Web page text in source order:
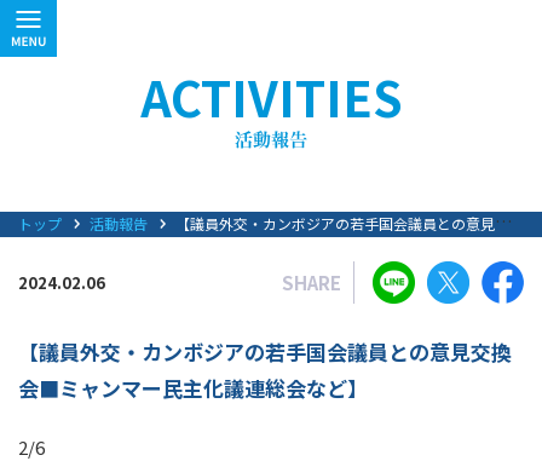
ACTIVITIES
トップ 活動報告 【議員外交・カンボジアの若手国会議員との意見交換会■ミャンマー民主化議連総会など】
2024.02.06 SHARE
【議員外交・カンボジアの若手国会議員との意見交換
会■ミャンマー民主化議連総会など】
2/6